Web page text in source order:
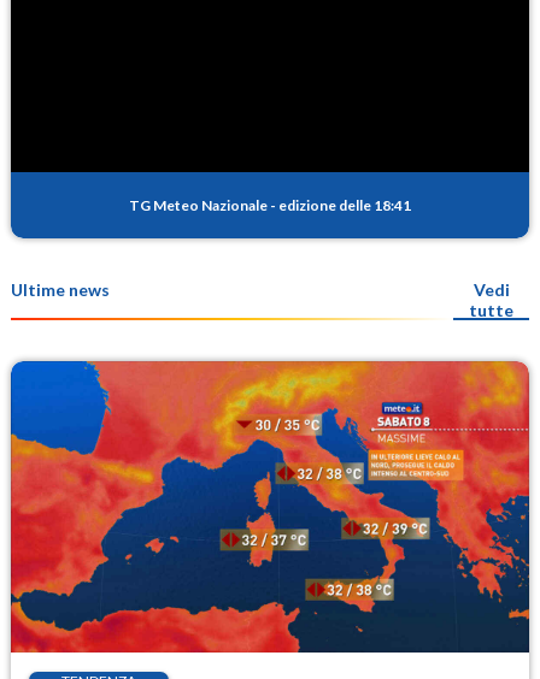
TG Meteo Nazionale - edizione delle 18:41
Ultime news
Vedi
tutte